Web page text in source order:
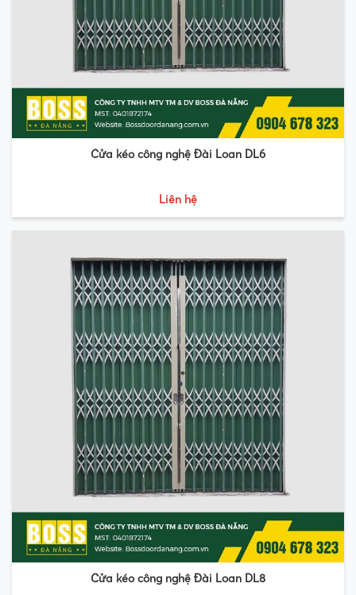
Cửa kéo công nghệ Đài Loan DL6
Liên hệ
Cửa kéo công nghệ Đài Loan DL8